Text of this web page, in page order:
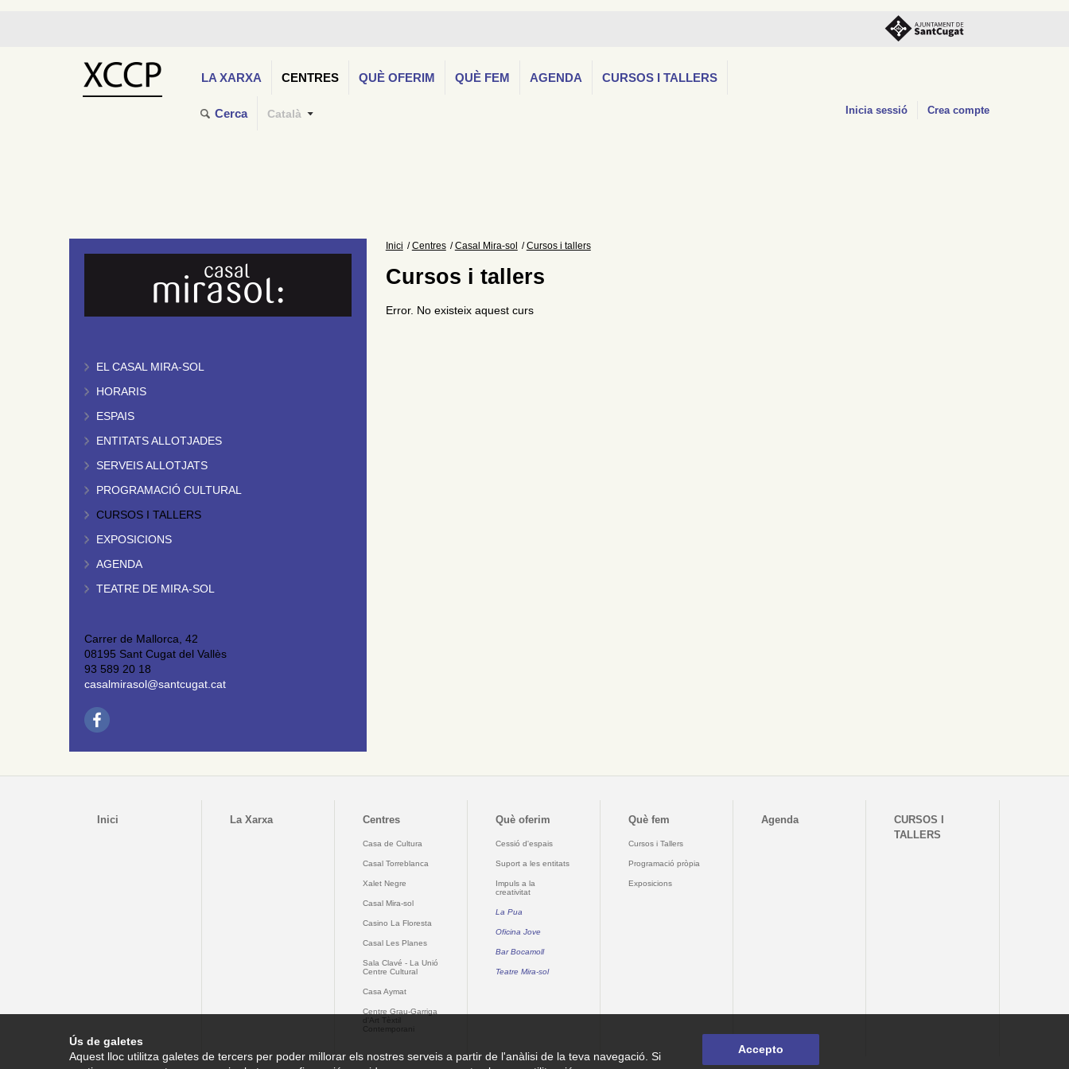
Ús de galetes
Aquest lloc utilitza galetes de tercers per poder millorar els nostres serveis a partir de l'anàlisi de la teva navegació. Si
Accepto
LA XARXA CENTRES QUÈ OFERIM QUÈ FEM AGENDA CURSOS I TALLERS
Cerca Català Inicia sessió Crea compte
EL CASAL MIRA-SOL
HORARIS
ESPAIS
ENTITATS ALLOTJADES
SERVEIS ALLOTJATS
PROGRAMACIÓ CULTURAL
CURSOS I TALLERS
EXPOSICIONS
AGENDA
TEATRE DE MIRA-SOL
Carrer de Mallorca, 42
08195 Sant Cugat del Vallès
93 589 20 18
casalmirasol@santcugat.cat
Inici Centres Casal Mira-sol Cursos i tallers
Cursos i tallers
Error. No existeix aquest curs
Inici La Xarxa Centres
Casa de Cultura
Casal Torreblanca
Xalet Negre
Casal Mira-sol
Casino La Floresta
Casal Les Planes
Sala Clavé - La Unió
Centre Cultural
Casa Aymat
Centre Grau-Garriga
d'Art Tèxtil
Contemporani
Què oferim
Cessió d'espais
Suport a les entitats
Impuls a la
creativitat
La Pua
Oficina Jove
Bar Bocamoll
Teatre Mira-sol
Què fem
Cursos i Tallers
Programació pròpia
Exposicions
Agenda
CURSOS I
TALLERS